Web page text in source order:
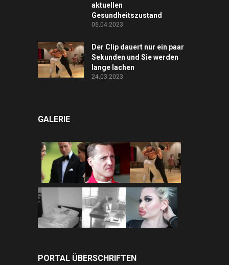
aktuellen
Gesundheitszustand
05.04.2023
Der Clip dauert nur ein paar
Sekunden und Sie werden
lange lachen
24.03.2023
GALERIE
PORTAL ÜBERSCHRIFTEN